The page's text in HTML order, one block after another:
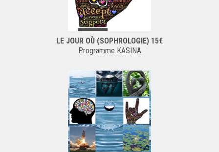
LE JOUR OÙ (SOPHROLOGIE) 15€
Programme KASINA